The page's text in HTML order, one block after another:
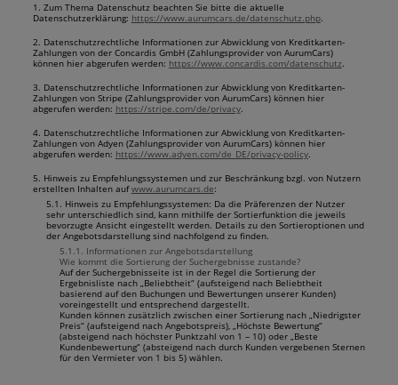
1. Zum Thema Datenschutz beachten Sie bitte die aktuelle
Datenschutzerklärung: https://www.aurumcars.de/datenschutz.php.
2. Datenschutzrechtliche Informationen zur Abwicklung von Kreditkarten-
Zahlungen von der Concardis GmbH (Zahlungsprovider von AurumCars)
können hier abgerufen werden: https://www.concardis.com/datenschutz.
3. Datenschutzrechtliche Informationen zur Abwicklung von Kreditkarten-
Zahlungen von Stripe (Zahlungsprovider von AurumCars) können hier
abgerufen werden: https://stripe.com/de/privacy.
4. Datenschutzrechtliche Informationen zur Abwicklung von Kreditkarten-
Zahlungen von Adyen (Zahlungsprovider von AurumCars) können hier
abgerufen werden: https://www.adyen.com/de_DE/privacy-policy.
5. Hinweis zu Empfehlungssystemen und zur Beschränkung bzgl. von Nutzern
erstellten Inhalten aufwww.aurumcars.de:
5.1. Hinweis zu Empfehlungssystemen: Da die Präferenzen der Nutzer
sehr unterschiedlich sind, kann mithilfe der Sortierfunktion die jeweils
bevorzugte Ansicht eingestellt werden. Details zu den Sortieroptionen und
der Angebotsdarstellung sind nachfolgend zu finden.
5.1.1. Informationen zur Angebotsdarstellung
Wie kommt die Sortierung der Suchergebnisse zustande?
Auf der Suchergebnisseite ist in der Regel die Sortierung der
Ergebnisliste nach „Beliebtheit“ (aufsteigend nach Beliebtheit
basierend auf den Buchungen und Bewertungen unserer Kunden)
voreingestellt und entsprechend dargestellt.
Kunden können zusätzlich zwischen einer Sortierung nach „Niedrigster
Preis“ (aufsteigend nach Angebotspreis), „Höchste Bewertung“
(absteigend nach höchster Punktzahl von 1 – 10) oder „Beste
Kundenbewertung“ (absteigend nach durch Kunden vergebenen Sternen
für den Vermieter von 1 bis 5) wählen.